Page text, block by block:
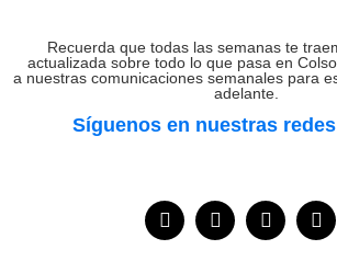
Recuerda que todas las semanas te
actualizada sobre todo lo que pasa en
a nuestras comunicaciones semanales para
adelante.
Síguenos en nuestras